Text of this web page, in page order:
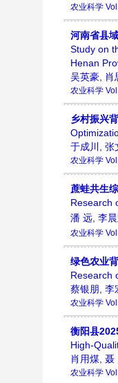
农业科学
河南省县
Study on
Henan
吴英豪, 肖
农业科学
乡村振兴
于成川 , 张
农业科学
蔗蛙共生
Research
潘 远, 李
农业科学
绿色农业
Research
蔡银朋, 李
农业科学
衡阳县
High-
肖用煤, 聂
农业科学